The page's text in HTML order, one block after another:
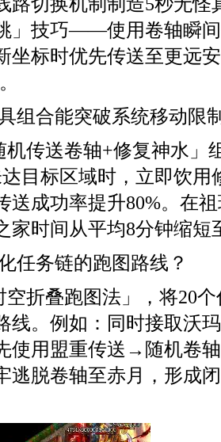
」技巧——使用卷轴瞬
坐标时优先传送至更远
组合能突破系统移动限
机传送卷轴+修复神水」
目标区域时，立即饮用
送成功率提升80%。在
家时间从平均8分钟缩短
任务链的跑图路线？
空折叠跑图法」，将20
线。例如：同时接取沃
使用盟重传送→随机卷
脱卷轴至赤月，形成